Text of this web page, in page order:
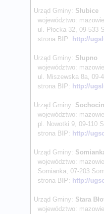
Urząd Gminy: Słubice
województwo:
ul. Płocka 32, 09-533
strona BIP: http://
Urząd Gminy: Słupno
województwo:
ul. Miszewska 8a, 09-
strona BIP: http://
Urząd Gminy:
województwo:
pl. Nowotki 9, 09-110
strona BIP: http://
Urząd Gminy:
województwo:
Somianka, 07-203
strona BIP: http://
Urząd Gminy: Stara
województwo: